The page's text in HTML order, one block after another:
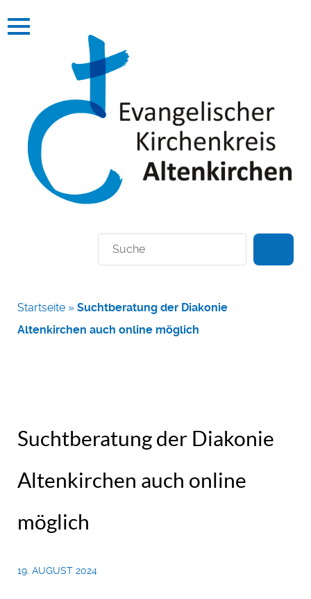
Suchen
Startseite » Suchtberatung der Diakonie
Altenkirchen auch online möglich
Suchtberatung der Diakonie
Altenkirchen auch online
möglich
19. AUGUST 2024